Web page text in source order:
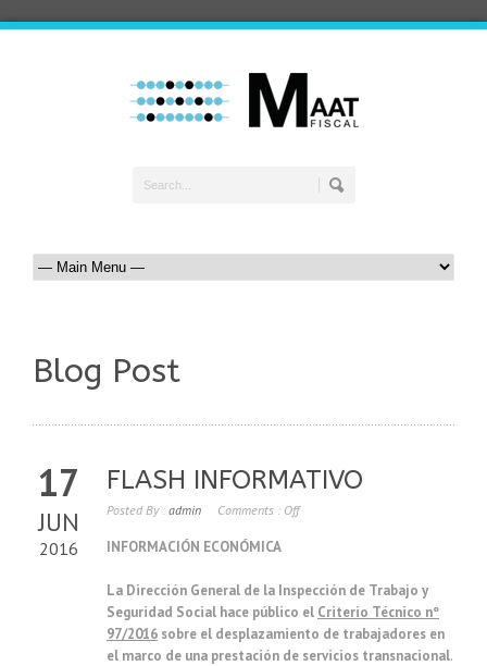
Blog Post
17
JUN
2016
FLASH INFORMATIVO
Posted By : admin Comments : Off
INFORMACIÓN ECONÓMICA
La Dirección General de la Inspección de Trabajo y
Seguridad Social hace público el Criterio Técnico nº
97/2016 sobre el desplazamiento de trabajadores en
el marco de una prestación de servicios transnacional.